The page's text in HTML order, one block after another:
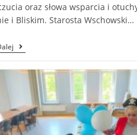
oraz słowa wsparcia i
i Bliskim. Starosta Wschowski…